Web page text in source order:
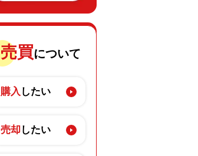
売買について
購入 したい
売却したい